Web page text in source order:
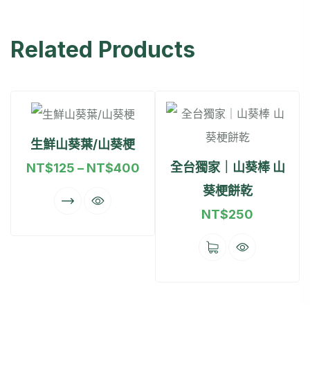
Related Products
生鮮山葵葉/山葵梗
NT$125 – NT$400
全台獨家｜山葵棒 山
葵梗餅乾
NT$250